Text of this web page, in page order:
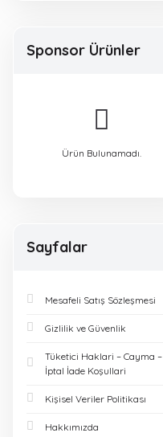
Sponsor Ürünler
Ürün Bulunamadı.
Sayfalar
Mesafeli Satış Sözleşmesi
Gizlilik ve Güvenlik
Tüketici Haklari – Cayma –
İptal İade Koşullari
Kişisel Veriler Politikası
Hakkımızda